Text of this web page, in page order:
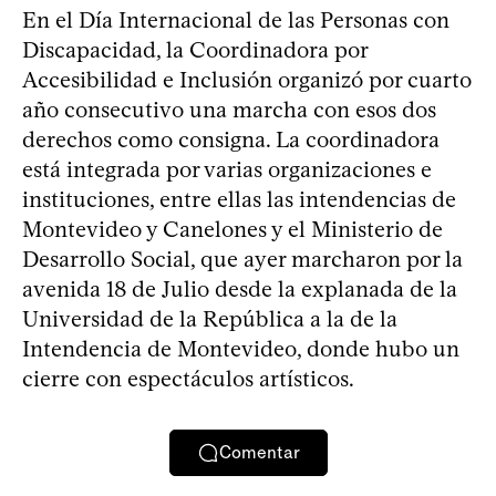
En el Día Internacional de las Personas con
Discapacidad, la Coordinadora por
Accesibilidad e Inclusión organizó por cuarto
año consecutivo una marcha con esos dos
derechos como consigna. La coordinadora
está integrada por varias organizaciones e
instituciones, entre ellas las intendencias de
Montevideo y Canelones y el Ministerio de
Desarrollo Social, que ayer marcharon por la
avenida 18 de Julio desde la explanada de la
Universidad de la República a la de la
Intendencia de Montevideo, donde hubo un
cierre con espectáculos artísticos.
Comentar